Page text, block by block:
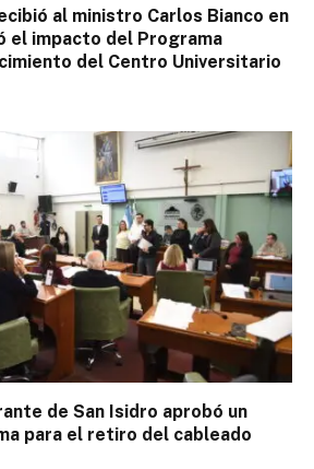
al ministro Carlos Bianco en
el impacto del Programa
del Centro Universitario
de San Isidro aprobó un
para el retiro del cableado